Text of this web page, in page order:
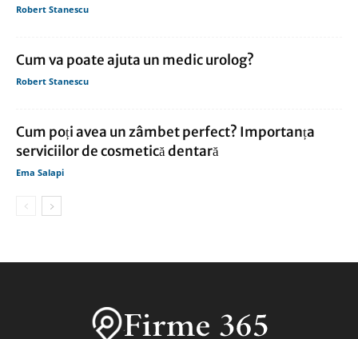
Robert Stanescu
Cum va poate ajuta un medic urolog?
Robert Stanescu
Cum poți avea un zâmbet perfect? Importanța
serviciilor de cosmetică dentară
Ema Salapi